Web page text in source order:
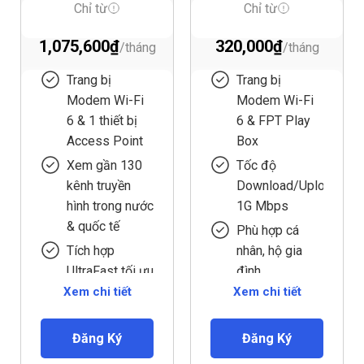
Chỉ từ
1,075,600₫
Trang bị
Modem Wi-Fi
6 & 1 thiết bị
Access Point
Xem gần 130
kênh truyền
hình trong nước
& quốc tế
Tích hợp
UltraFast tối ưu
tốc độ
Phù hợp với
doanh nghiệp
(<160 thiết bị)
Xem chi tiết
Đăng Ký
Chỉ từ
320,000₫
Trang bị
Modem Wi-Fi
6 & FPT Play
Box
Tốc độ
Download/Upload
1G Mbps
Phù hợp cá
nhân, hộ gia
đình
Xem trên 130
kênh truyền
hình trong nước
và quốc tế
Xem chi tiết
Đăng Ký